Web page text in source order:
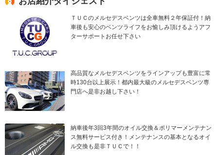
ＴＵＣのメルセデスベンツは全車無料２年保証付！納
車後も安心のベンツライフをお愉しみ頂けるようアフ
ターサポートお任せ下さい
高品質なメルセデスベンツをラインアップも豊富に常
時130台以上展示！都内最大級のメルセデスベンツ専
門店へ是非お越し下さい！
納車後年3回3年間のオイル交換＆ポリマーメンテナン
ス無料サービス付き！メンテナンスの基本となるオイ
ル交換も是非ＴＵＣで！！